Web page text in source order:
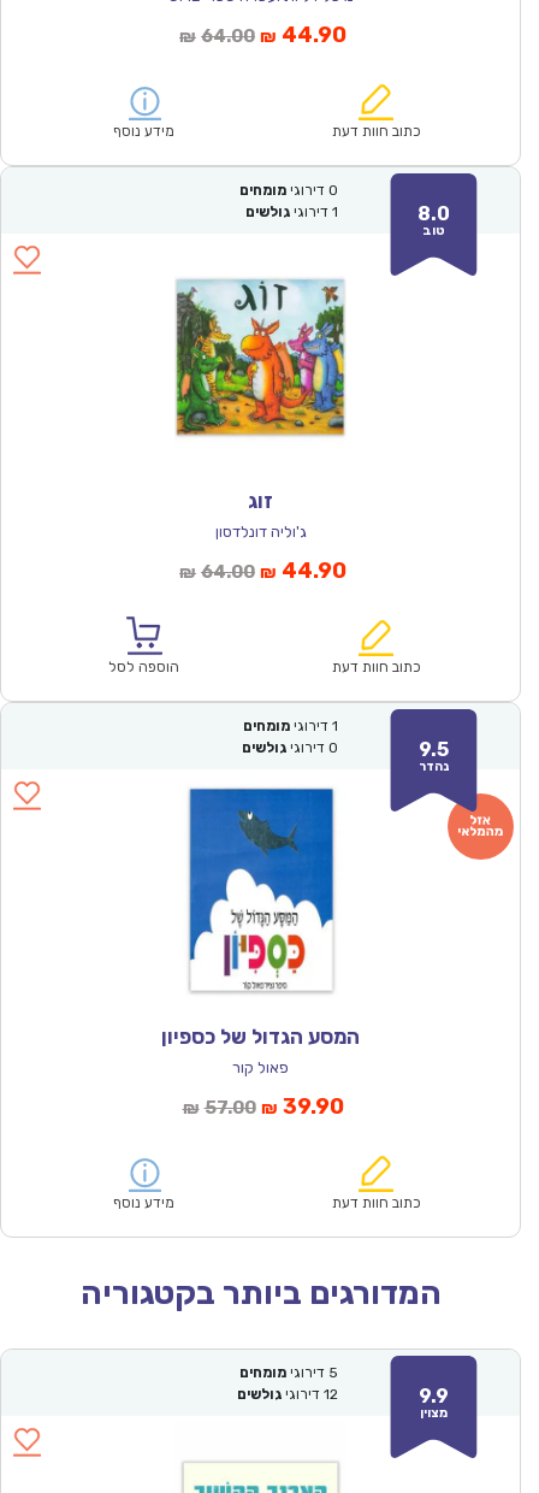
₪ 64.00המחיר
₪64.00.
₪ 44.90המחיר
הוא:
כתוב חוות דעת מידע נוסף
8.0
טוב
0 דירוגי מומחים
1 דירוגי גולשים
זוג
ג'וליה דונלדסון
₪ 64.00המחיר
₪64.00.
₪ 44.90המחיר
הוא:
כתוב חוות דעת הוספה לסל
9.5
נהדר
1 דירוגי מומחים
0 דירוגי גולשים
המסע הגדול של כספיון
פאול קור
₪ 57.00המחיר
₪57.00.
₪ 39.90המחיר
הוא:
כתוב חוות דעת מידע נוסף
המדורגים ביותר בקטגוריה
9.9
מצוין
5 דירוגי מומחים
12 דירוגי גולשים